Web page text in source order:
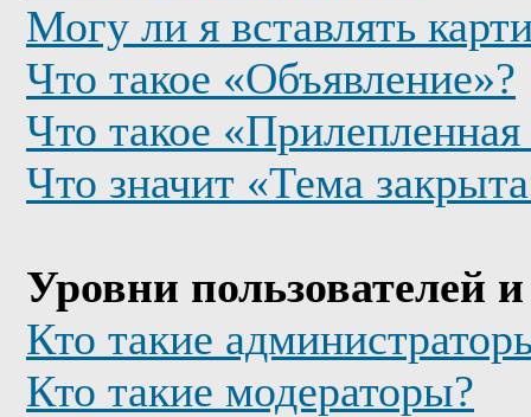
Могу ли я вставлять
Что такое «Объявление»?
Что такое «Прилепленная
Что значит «Тема
Уровни пользователей
Кто такие
Кто такие модераторы?